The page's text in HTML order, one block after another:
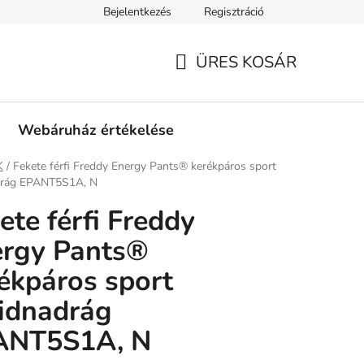
Fizetési feltételek Kereskedőknek
Bejelentkezés Regisztráció
ÜRES KOSÁR
Webáruház értékelése
/ Fekete férfi Freddy Energy Pants® kerékpáros sport
EPANT5S1A, N
férfi Freddy
Pants®
sport
N